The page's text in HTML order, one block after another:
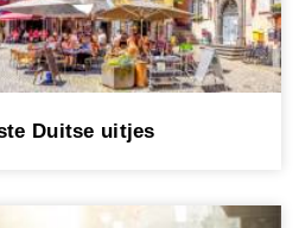
Duitse uitjes